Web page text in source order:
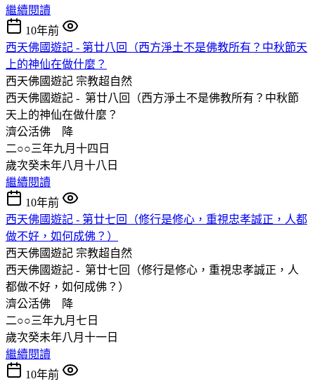
繼續閱讀
10年前
西天佛國遊記 - 第廿八回（西方淨土不是佛教所有？中秋節天
上的神仙在做什麼？
西天佛國遊記 宗教超自然
西天佛國遊記 - 第廿八回（西方淨土不是佛教所有？中秋節
天上的神仙在做什麼？
濟公活佛 降
二○○三年九月十四日
歲次癸未年八月十八日
繼續閱讀
10年前
西天佛國遊記 - 第廿七回（修行是修心，重視忠孝誠正，人都
做不好，如何成佛？）
西天佛國遊記 宗教超自然
西天佛國遊記 - 第廿七回（修行是修心，重視忠孝誠正，人
都做不好，如何成佛？）
濟公活佛 降
二○○三年九月七日
歲次癸未年八月十一日
繼續閱讀
10年前